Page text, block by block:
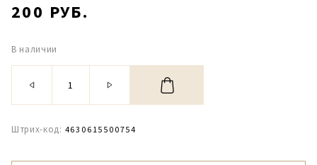
200 РУБ.
В наличии
Штрих-код: 4630615500754